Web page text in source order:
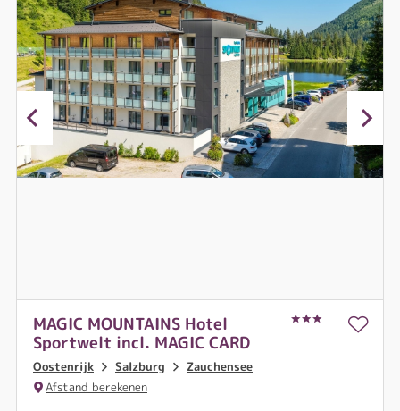
MAGIC MOUNTAINS Hotel
Sportwelt incl. MAGIC CARD
Oostenrijk Salzburg
Zauchensee
Afstand berekenen